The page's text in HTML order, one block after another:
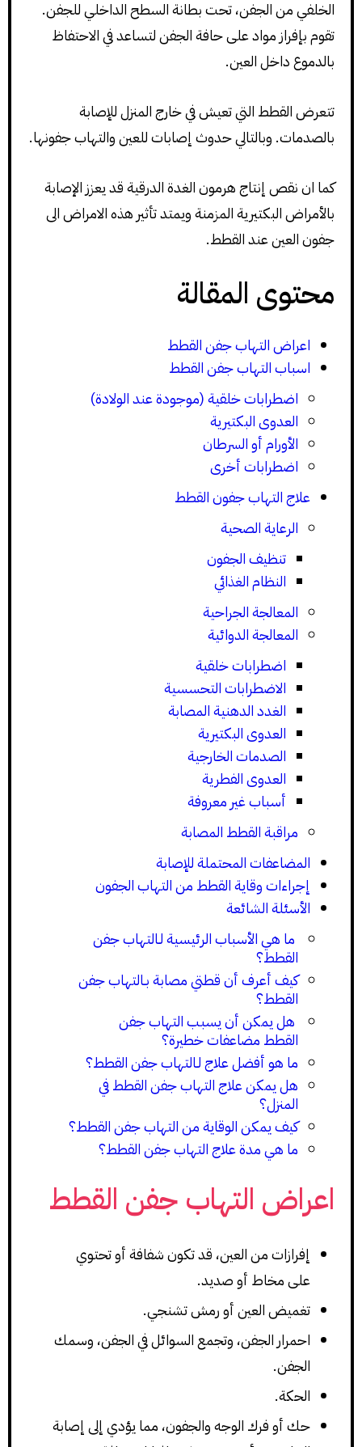
الخلفي من الجفن، تحت بطانة السطح الداخلي للجفن.
تقوم بإفراز مواد على حافة الجفن لتساعد في الاحتفاظ
بالدموع داخل العين.
تتعرض القطط التي تعيش في خارج المنزل للإصابة
بالصدمات. وبالتالي حدوث إصابات للعين والتهاب جفونها.
كما ان نقص إنتاج هرمون الغدة الدرقية قد يعزز الإصابة
بالأمراض البكتيرية المزمنة ويمتد تأثير هذه الامراض الى
جفون العين عند القطط.
محتوى المقالة
اعراض التهاب جفن القطط
اسباب التهاب جفن القطط
اضطرابات خلقية (موجودة عند الولادة)
العدوى البكتيرية
الأورام أو السرطان
اضطرابات أخرى
علاج التهاب جفون القطط
الرعاية الصحية
تنظيف الجفون
النظام الغذائي
المعالجة الجراحية
المعالجة الدوائية
اضطرابات خلقية
الاضطرابات التحسسية
الغدد الدهنية المصابة
العدوى البكتيرية
الصدمات الخارجية
العدوى الفطرية
أسباب غير معروفة
مراقبة القطط المصابة
المضاعفات المحتملة للإصابة
إجراءات وقاية القطط من التهاب الجفون
الأسئلة الشائعة
ما هي الأسباب الرئيسية لـالتهاب جفن
القطط؟
كيف أعرف أن قطتي مصابة بـالتهاب جفن
القطط؟
هل يمكن أن يسبب التهاب جفن
القطط مضاعفات خطيرة؟
ما هو أفضل علاج لـالتهاب جفن القطط؟
هل يمكن علاج التهاب جفن القطط في
المنزل؟
كيف يمكن الوقاية من التهاب جفن القطط؟
ما هي مدة علاج التهاب جفن القطط؟
اعراض التهاب جفن القطط
إفرازات من العين، قد تكون شفافة أو تحتوي
على مخاط أو صديد.
تغميض العين أو رمش تشنجي.
احمرار الجفن، وتجمع السوائل في الجفن، وسمك
الجفن.
الحكة.
حك أو فرك الوجه والجفون، مما يؤدي إلى إصابة